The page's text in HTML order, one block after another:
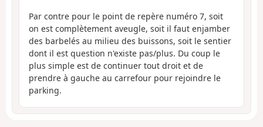
Par contre pour le point de repère numéro 7, soit
on est complètement aveugle, soit il faut enjamber
des barbelés au milieu des buissons, soit le sentier
dont il est question n'existe pas/plus. Du coup le
plus simple est de continuer tout droit et de
prendre à gauche au carrefour pour rejoindre le
parking.